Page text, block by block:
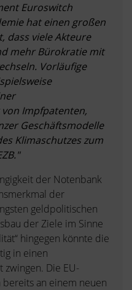
Euroswitch
hat einen großen
dass viele Akteure
mehr Bürokratie mit
Vorläufige
Impfpatenten,
Geschäftsmodelle
Klimaschutzes zum
der Notenbank
der
geldpolitischen
der Ziele im Sinne
hingegen könnte die
in einen
zwingen. Die EU-
an einem neuen